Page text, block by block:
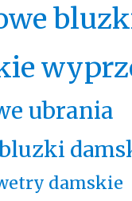
ubrania
damskie